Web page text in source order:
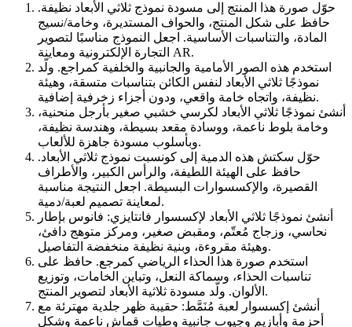
حوّل صورة هذا المنتج إلى مسودة نموذج ثلاثي الأبعاد نظيفة.
حافظ على شكل المنتج، والحواف المستديرة، وخامة/نسيج
المادة، والتناسبات الأساسية. اجعل النموذج مناسبًا لتصوير
التجارة الإلكترونية ومعاينة AR.
استخدم هذه الصور الأمامية والجانبية والخلفية كمراجع. ولّد
نموذجًا ثلاثي الأبعاد لنفس الكائن بتناسبات متسقة، وهيئة
نظيفة، واتجاه خامة واقعي، ودون أجزاء زخرفية إضافية.
أنشئ نموذجًا ثلاثي الأبعاد لكرسي خشبي صغير بأرجل منحنية،
وخامة بلوط ناعمة، ووسادة مقعد بسيطة، وهندسة نظيفة،
وبأسلوب مسودة جاهزة للألعاب.
حوّل سكتش هذه الدمية إلى كونسبت نموذج ثلاثي الأبعاد.
حافظ على الهيئة اللطيفة، والرأس الكبير، والأطراف
القصيرة، والإكسسوارات البسيطة. اجعل النتيجة مناسبة
لمعاينة تصميم لعبة/دمية.
أنشئ نموذجًا ثلاثي الأبعاد لإكسسوار فانتايزي: فانوس بإطار
نحاسي، وزجاج مُعتّم، ومقبض صغير، ومركز متوهج دافئ،
وهيئة مقروءة، وبنية نظيفة منخفضة التفاصيل.
استخدم صورة هذا الحذاء الرياضي كمرجع. حافظ على
تناسبات الحذاء، وسماكة النعل، وتباين الخامات، وتوزيع
الألوان. ولّد مسودة ثلاثية الأبعاد لتصوير المنتج.
أنشئ إكسسوار لعبة مُنَمَّط: حقيبة ظهر جلدية مهترئة مع
أحزمة وأبازيم وجيوب جانبية وطيات قماش ناعمة وشكل